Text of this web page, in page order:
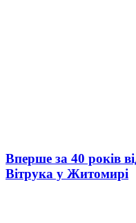
Вперше за 40 років
Вітрука у Житомирі